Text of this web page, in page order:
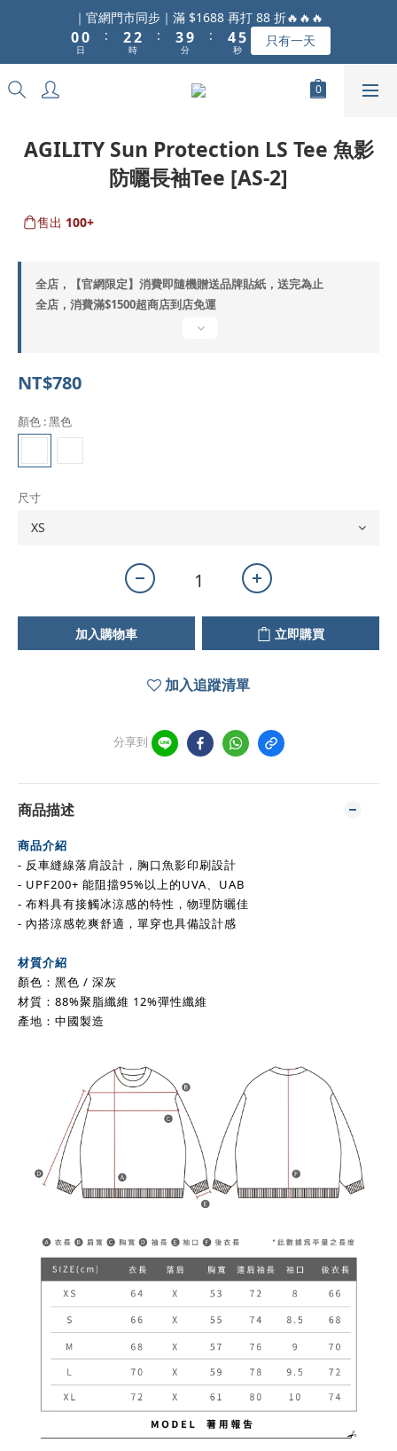
｜官網門市同步｜滿 $1688 再打 88 折🔥🔥🔥
0
1
0
日
:
3
2
1
3
2
1
時
:
4
3
2
9
8
6
3
2
1
分
:
5
4
3
6
5
4
秒
只有一天
AGILITY Sun Protection LS Tee 魚影
防曬長袖Tee [AS-2]
售出 100+
全店，【官網限定】消費即隨機贈送品牌貼紙，送完為止
全店，消費滿$1500超商店到店免運
NT$780
顏色 : 黑色
尺寸
加入購物車 立即購買
加入追蹤清單
分享到
商品描述
商品介紹
- 反車縫線落肩設計，胸口魚影印刷設計
- UPF200+ 能阻擋95%以上的UVA、UAB
- 布料具有接觸冰涼感的特性，物理防曬佳
- 內搭涼感乾爽舒適，單穿也具備設計感
材質介紹
顏色：黑色 / 深灰
材質：88%聚脂纖維 12%彈性纖維
產地：中國製造